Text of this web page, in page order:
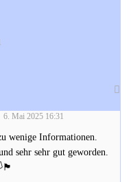
6. Mai 2025 16:31
wenige Informationen.
sehr sehr gut geworden.